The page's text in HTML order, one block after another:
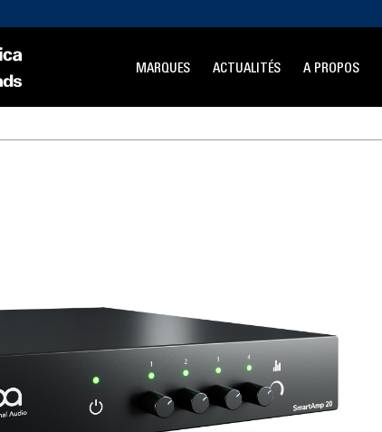
MARQUES ACTUALITÉS A PROPOS